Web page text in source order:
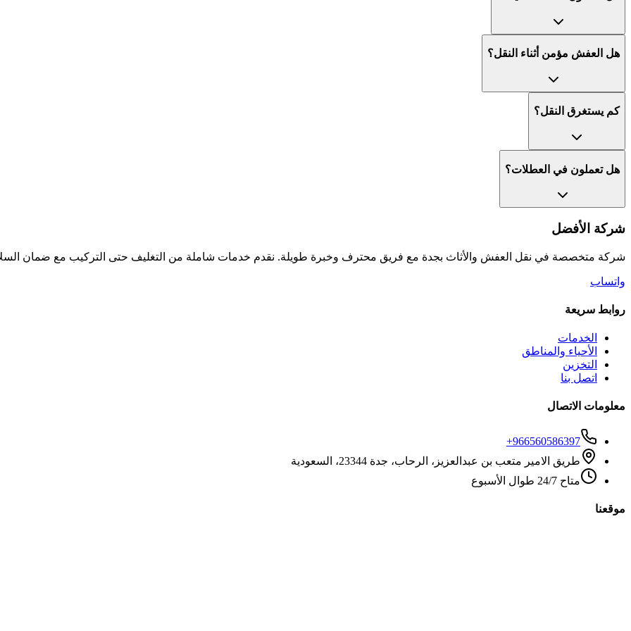
هل العفش مؤمن أثناء النقل؟
كم يستغرق النقل؟
هل تعملون في العطلات؟
شركة الأفضل
شركة متخصصة في نقل العفش والأثاث بجدة مع فريق محترف وخبرة طويلة. نقدم خدمات شاملة من التغليف حتى التركيب مع ضمان
واتساب
روابط سريعة
الخدمات
الأحياء والمناطق
التخزين
اتصل بنا
معلومات الاتصال
+966560586397
طريق الامير متعب بن عبدالعزيز، الرحاب، جدة 23344، السعودية
متاح 24/7 طوال الأسبوع
موقعنا